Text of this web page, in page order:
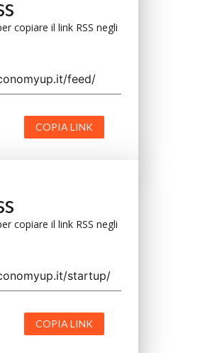
copiare il link RSS negli
COPIA LINK
copiare il link RSS negli
COPIA LINK